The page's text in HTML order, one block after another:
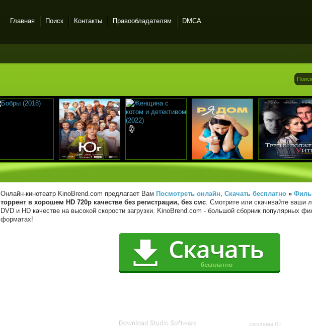
Главная Поиск Контакты Правообладателям DMCA
Онлайн-кинотеатр KinoBrend.com предлагает Вам Посмотреть онлайн, Скачать бесплатно »
торрент в хорошем HD 720p качестве без регистрации, без смс. Смотрите или скачивайте
DVD и HD качестве на высокой скорости загрузки. KinoBrend.com - большой сборник популярных
форматах!